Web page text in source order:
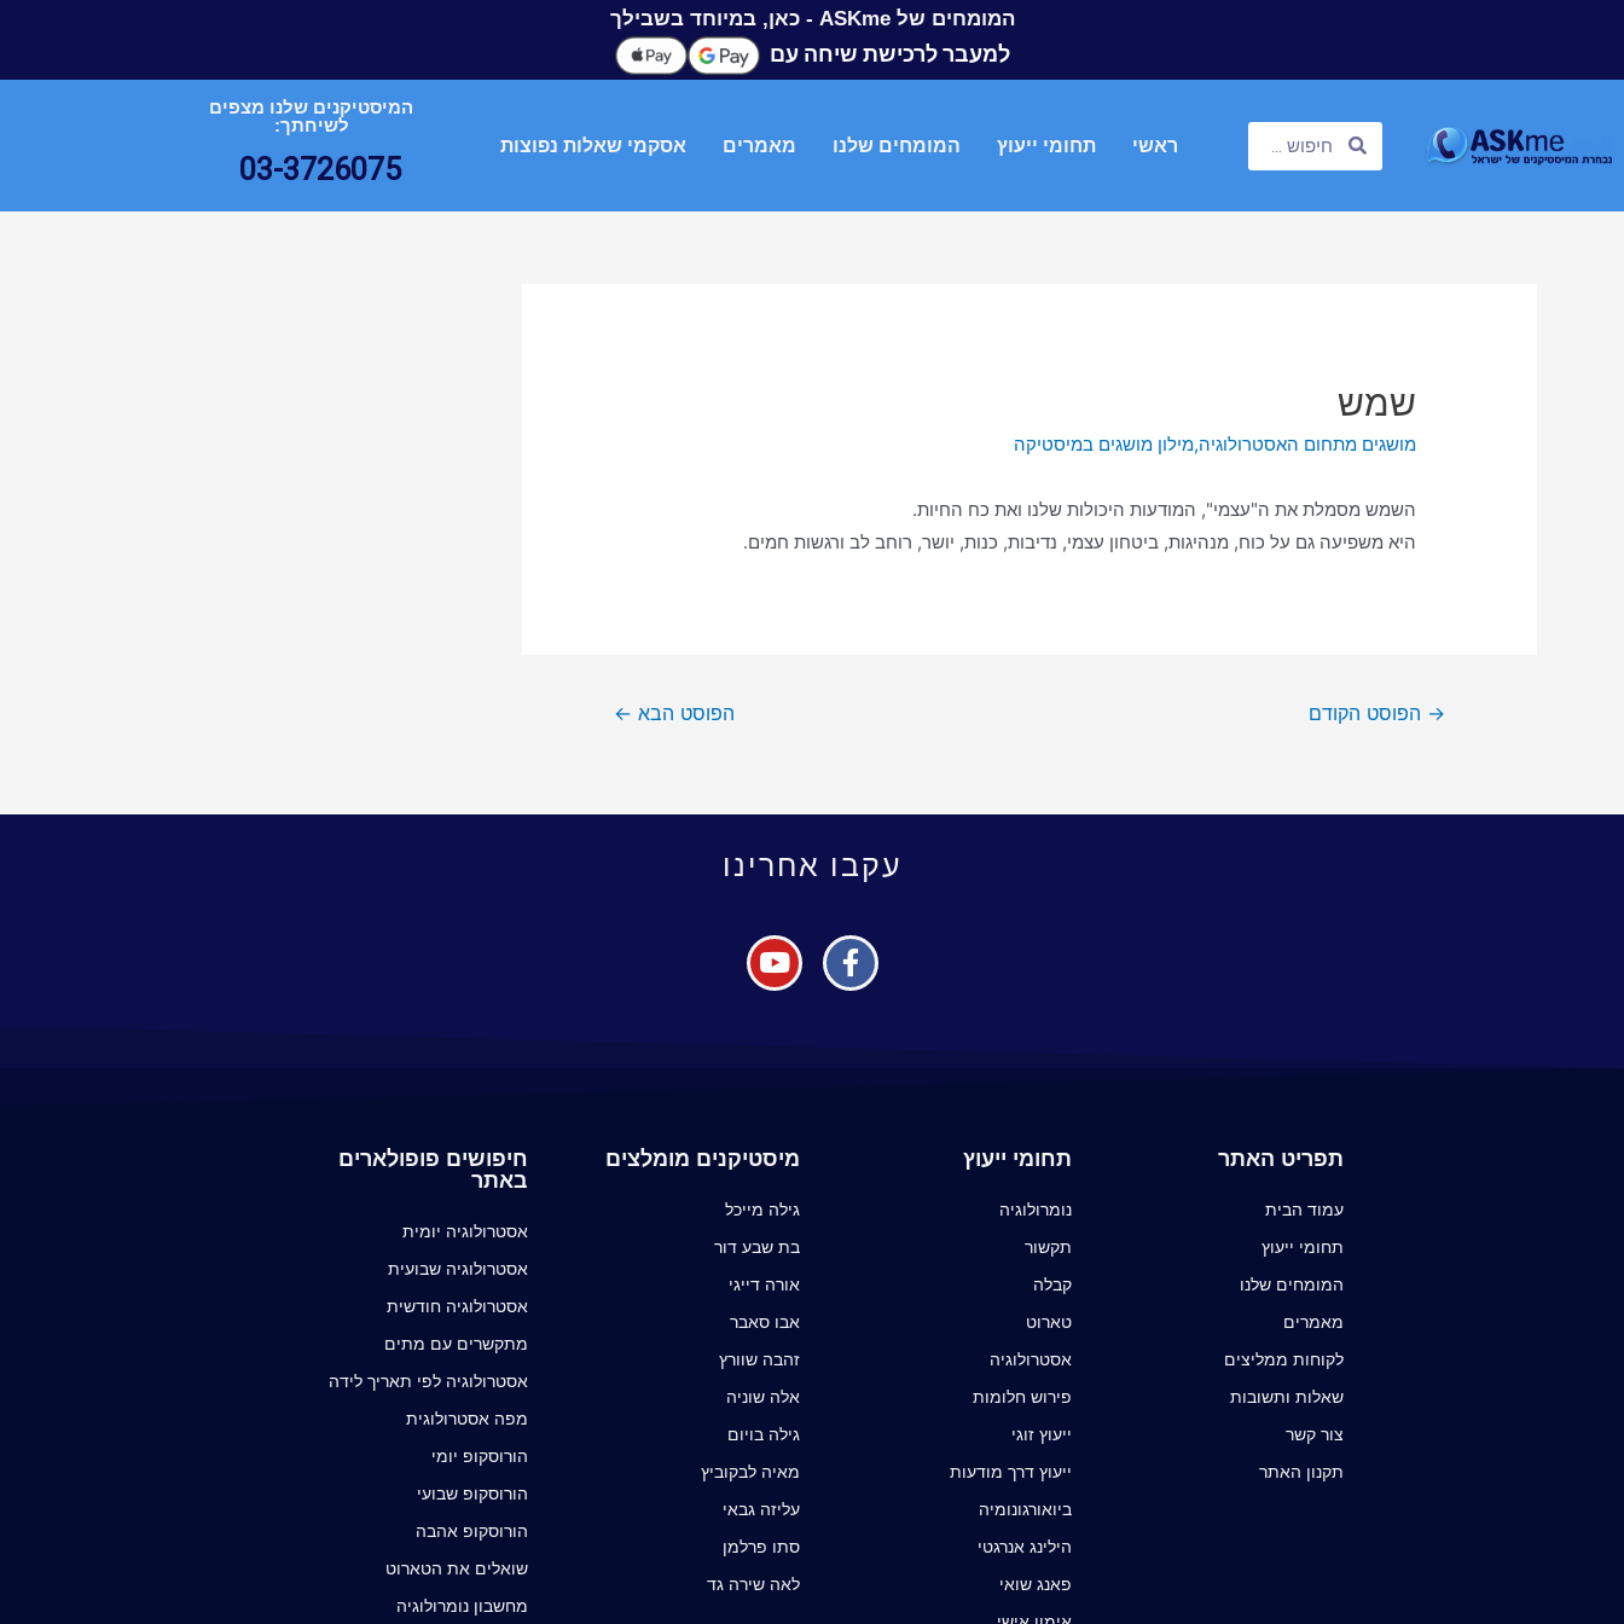
המומחים של ASKme - כאן, במיוחד בשבילך
למעבר לרכישת שיחה עם
ראשי תחומי ייעוץ המומחים שלנו מאמרים אסקמי שאלות נפוצות
המיסטיקנים שלנו מצפים
לשיחתך:
03-3726075
שמש
מושגים מתחום האסטרולוגיה,מילון מושגים במיסטיקה
השמש מסמלת את ה"עצמי", המודעות היכולות שלנו ואת כח החיות.
היא משפיעה גם על כוח, מנהיגות, ביטחון עצמי, נדיבות, כנות, יושר, רוחב לב ורגשות חמים.
→ הפוסט הקודם הפוסט הבא ←
עקבו אחרינו
תפריט האתר
עמוד הבית
תחומי ייעוץ
המומחים שלנו
מאמרים
לקוחות ממליצים
שאלות ותשובות
צור קשר
תקנון האתר
תחומי ייעוץ
נומרולוגיה
תקשור
קבלה
טארוט
אסטרולוגיה
פירוש חלומות
ייעוץ זוגי
ייעוץ דרך מודעות
ביואורגונומיה
הילינג אנרגטי
פאנג שואי
מיסטיקנים מומלצים
גילה מייכל
בת שבע דור
אורה דייגי
אבו סאבר
זהבה שוורץ
אלה שוניה
גילה בויום
מאיה לבקוביץ
עליזה גבאי
סתו פרלמן
לאה שירה גד
חיפושים פופולארים
באתר
אסטרולוגיה יומית
אסטרולוגיה שבועית
אסטרולוגיה חודשית
מתקשרים עם מתים
אסטרולוגיה לפי תאריך לידה
מפה אסטרולוגית
הורוסקופ יומי
הורוסקופ שבועי
הורוסקופ אהבה
שואלים את הטארוט
מחשבון נומרולוגיה